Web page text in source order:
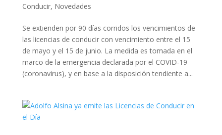
Conducir, Novedades
Se extienden por 90 días corridos los vencimientos de
las licencias de conducir con vencimiento entre el 15
de mayo y el 15 de junio. La medida es tomada en el
marco de la emergencia declarada por el COVID-19
(coronavirus), y en base a la disposición tendiente a...